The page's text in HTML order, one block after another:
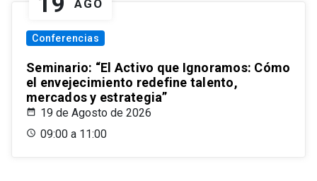
AGO
Conferencias
Seminario: “El Activo que Ignoramos: Cómo
el envejecimiento redefine talento,
mercados y estrategia”
19 de Agosto de 2026
09:00 a 11:00